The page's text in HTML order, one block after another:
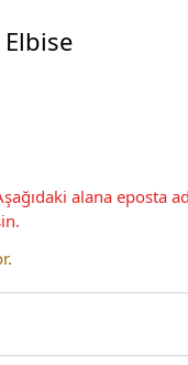
Elbise
alana eposta